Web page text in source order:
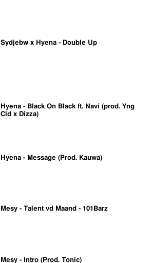
Sydjebw x Hyena - Double Up
Hyena - Black On Black ft. Navi (prod. Yng
Cld x Dizza)
Hyena - Message (Prod. Kauwa)
Mesy - Talent vd Maand - 101Barz
Mesy - Intro (Prod. Tonic)